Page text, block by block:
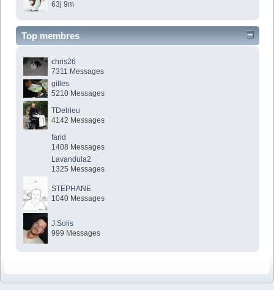
63j 9m
Top membres
chris26
7311 Messages
gilles
5210 Messages
TDelrieu
4142 Messages
farid
1408 Messages
Lavandula2
1325 Messages
STEPHANE
1040 Messages
J.Solis
999 Messages